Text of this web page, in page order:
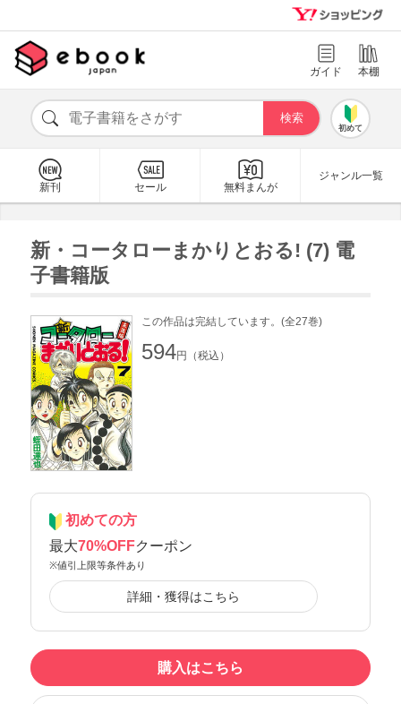
ガイド 本棚
初めて
新刊 セール 無料まんが
ジャンル一覧
新・コータローまかりとおる! (7) 電
子書籍版
この作品は完結しています。(全27巻)
594円（税込）
初めての方
最大70%OFFクーポン
※値引上限等条件あり
詳細・獲得はこちら
購入はこちら